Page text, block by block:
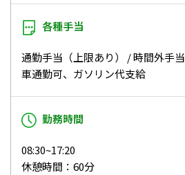
各種手当
通勤手当（上限あり） / 時間外手当
車通勤可、ガソリン代支給
勤務時間
08:30~17:20
休憩時間：60分